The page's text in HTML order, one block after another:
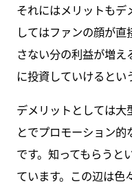
それにはメリットもデ
してはファンの顔が
さない分の利益が増
に投資していけるとい
デメリットとしては大
とでプロモーション
です。知ってもらうと
ています。この辺は色